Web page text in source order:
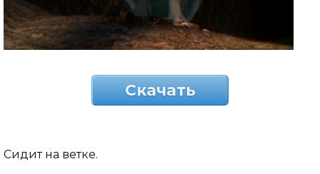
Скачать
Сидит на ветке.